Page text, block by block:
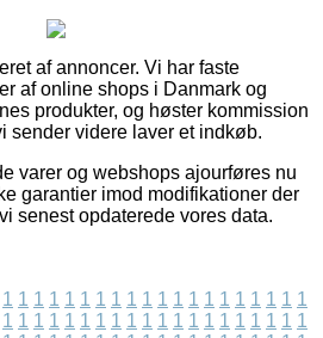
af annoncer. Vi har faste
af online shops i Danmark og
produkter, og høster kommission
sender videre laver et indkøb.
varer og webshops ajourføres nu
garantier imod modifikationer der
senest opdaterede vores data.
1 1 1 1 1 1 1 1 1 1 1 1 1 1 1 1 1 1 1 1
1 1 1 1 1 1 1 1 1 1 1 1 1 1 1 1 1 1 1 1